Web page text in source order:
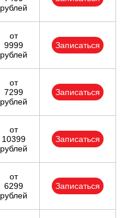
рублей
от
9999
рублей
Записаться
от
7299
рублей
Записаться
от
10399
рублей
Записаться
от
6299
рублей
Записаться